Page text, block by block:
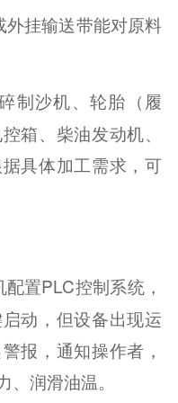
外挂输送带能对原料
制沙机、轮胎（履
箱、柴油发动机、
具体加工需求，可
配置PLC控制系统，
动，但设备出现运
报，通知操作者，
润滑油温。